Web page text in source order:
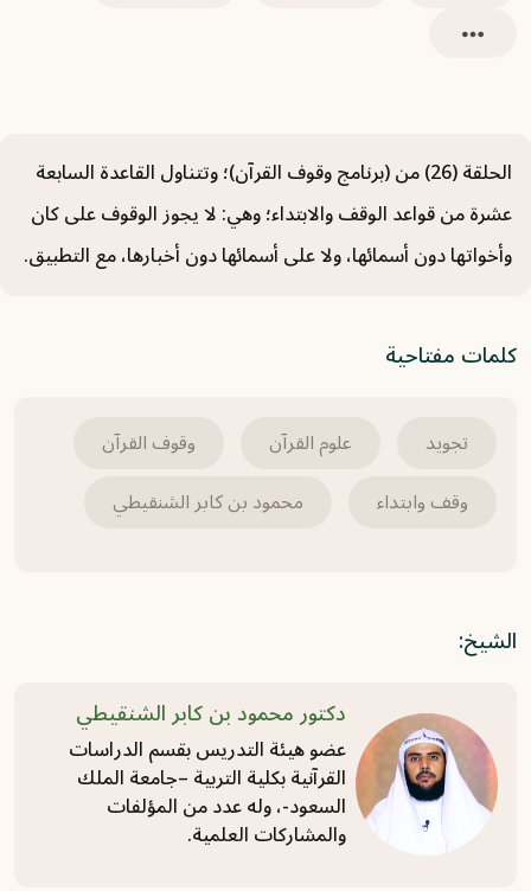
﴿يَتَجَرَّعُهُ وَلَا يَكَادُ يُسِيغُهُ﴾ [إبراهيم: 17].
2025-07-20
برنامج غريب القرآن | الحلقة 352 | قوله تعالى:
42].
برنامج غريب القرآن | الحلقة 351 | قوله تعالى:
33].
2025-07-20
الحلقة (26) من (برنامج وقوف القرآن)؛ وتتناول القاعدة السابعة
عشرة من قواعد الوقف والابتداء؛ وهي: لا يجوز الوقوف على كان
وأخواتها دون أسمائها، ولا على أسمائها دون أخبارها، مع التطبيق.
كلمات مفتاحية
تجويد علوم القرآن
وقوف القرآن
وقف وابتداء
محمود بن كابر الشنقيطي
الشيخ:
دكتور محمود بن كابر الشنقيطي
عضو هيئة التدريس بقسم الدراسات
القرآنية بكلية التربية –جامعة الملك
السعود-، وله عدد من المؤلفات
والمشاركات العلمية.